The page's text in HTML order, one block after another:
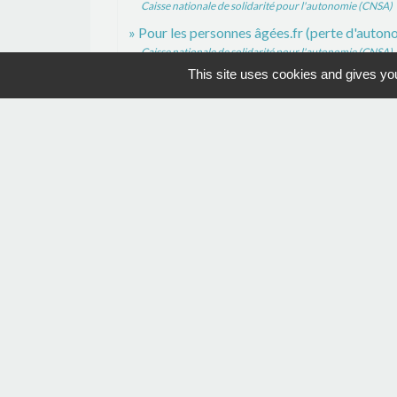
Caisse nationale de solidarité pour l'autonomie (CNSA)
Pour les personnes âgées.fr (perte
Caisse nationale de solidarité pour l'autonomie (CNSA)
This site uses cookies and gives